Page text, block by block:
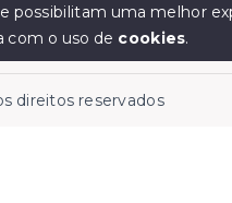
direitos reservados
possibilitam uma melhor
com o uso de cookies.